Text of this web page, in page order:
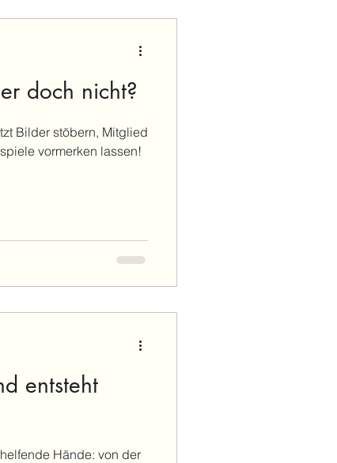
doch nicht?
Bilder stöbern, Mitglied
vormerken lassen!
entsteht
Hände: von der